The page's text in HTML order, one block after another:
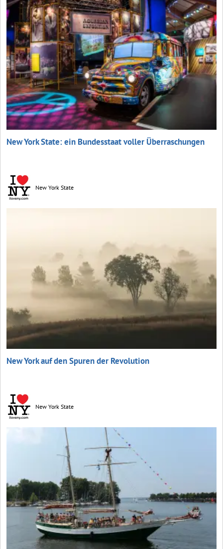
New York State: ein Bundesstaat voller Überraschungen
New York State
New York auf den Spuren der Revolution
New York State